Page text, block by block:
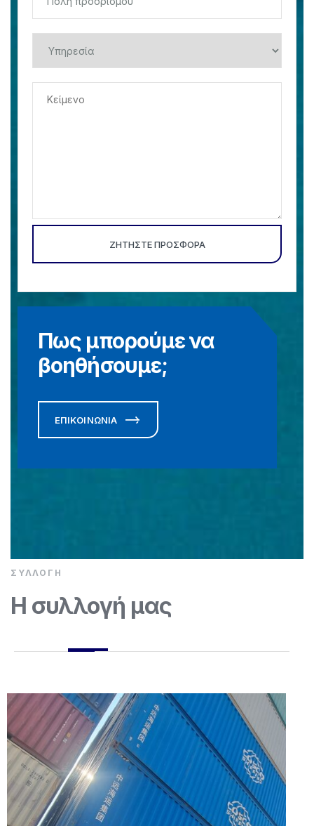
Πως μπορούμε να
βοηθήσουμε;
ΕΠΙΚΟΙΝΩΝΙΑ
ΣΥΛΛΟΓΉ
Η συλλογή μας